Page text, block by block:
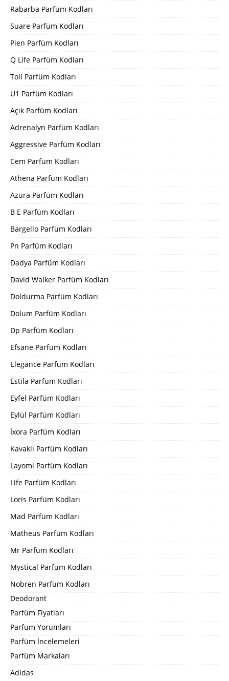
Rabarba Parfüm Kodları
Suare Parfüm Kodları
Pien Parfüm Kodları
Q Life Parfüm Kodları
Toll Parfüm Kodları
U1 Parfüm Kodları
Açık Parfüm Kodları
Adrenalyn Parfüm Kodları
Aggressive Parfüm Kodları
Cem Parfüm Kodları
Athena Parfüm Kodları
Azura Parfüm Kodları
B E Parfüm Kodları
Bargello Parfüm Kodları
Pn Parfüm Kodları
Dadya Parfüm Kodları
David Walker Parfüm Kodları
Doldurma Parfüm Kodları
Dolum Parfüm Kodları
Dp Parfüm Kodları
Efsane Parfüm Kodları
Elegance Parfüm Kodları
Estila Parfüm Kodları
Eyfel Parfüm Kodları
Eylül Parfüm Kodları
İxora Parfüm Kodları
Kavaklı Parfüm Kodları
Layomi Parfüm Kodları
Life Parfüm Kodları
Loris Parfüm Kodları
Mad Parfüm Kodları
Matheus Parfüm Kodları
Mr Parfüm Kodları
Mystical Parfüm Kodları
Nobren Parfüm Kodları
Deodorant
Parfüm Fiyatları
Parfum Yorumları
Parfüm İncelemeleri
Parfüm Markaları
Adidas